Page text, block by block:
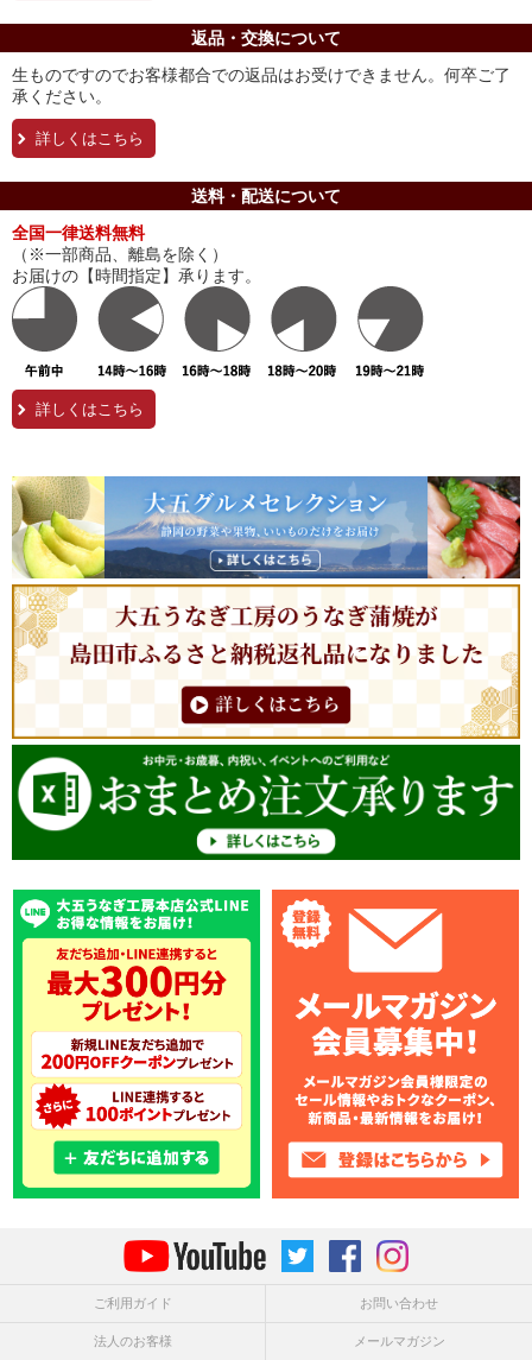
返品・交換について
生ものですのでお客様都合での返品はお受けできません。何卒ご了
承ください。
詳しくはこちら
送料・配送について
全国一律送料無料
（※一部商品、離島を除く）
お届けの【時間指定】承ります。
詳しくはこちら
ご利用ガイド お問い合わせ
法人のお客様 メールマガジン